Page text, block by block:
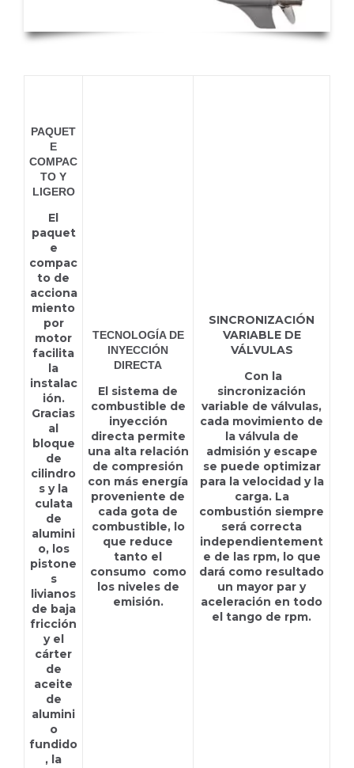
PAQUET
E
COMPAC
TO Y
LIGERO
El
paquet
e
compac
to de
acciona
miento
por
motor
facilita
la
instalac
ión.
Gracias
al
bloque
de
cilindro
s y la
culata
de
alumini
o, los
pistone
s
livianos
de baja
fricción
y el
cárter
de
aceite
de
alumini
o
fundido
, la
TECNOLOGÍA DE
INYECCIÓN
DIRECTA
El sistema de
combustible de
inyección
directa permite
una alta relación
de compresión
con más energía
proveniente de
cada gota de
combustible, lo
que reduce
tanto el
consumo como
los niveles de
emisión.
SINCRONIZACIÓN
VARIABLE DE
VÁLVULAS
Con la
sincronización
variable de válvulas,
cada movimiento de
la válvula de
admisión y escape
se puede optimizar
para la velocidad y la
carga. La
combustión siempre
será correcta
independientement
e de las rpm, lo que
dará como resultado
un mayor par y
aceleración en todo
el tango de rpm.